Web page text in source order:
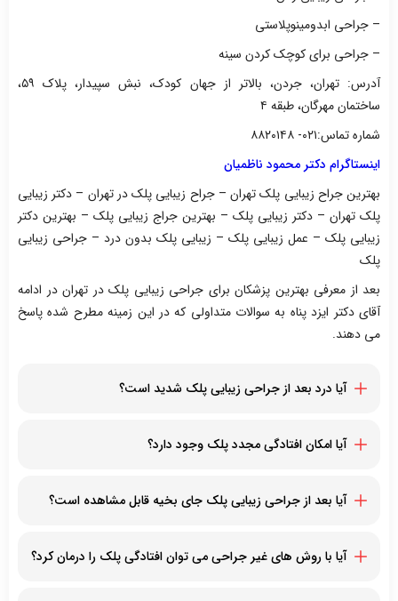
– جراحی ابدومینوپلاستی
– جراحی برای کوچک کردن سینه
آدرس: تهران، جردن، بالاتر از جهان کودک، نبش سپیدار، پلاک ۵۹،
ساختمان مهرگان، طبقه ۴
شماره تماس:۰۲۱- ۸۸۲۰۱۴۸
اینستاگرام دکتر محمود ناظمیان
بهترین جراح زیبایی پلک تهران – جراح زیبایی پلک در تهران – دکتر زیبایی
پلک تهران – دکتر زیبایی پلک – بهترین جراج زیبایی پلک – بهترین دکتر
زیبایی پلک – عمل زیبایی پلک – زیبایی پلک بدون درد – جراحی زیبایی
پلک
بعد از معرفی بهترین پزشکان برای جراحی زیبایی پلک در تهران در ادامه
آقای دکتر ایزد پناه به سوالات متداولی که در این زمینه مطرح شده پاسخ
می دهند.
آیا درد بعد از جراحی زیبایی پلک شدید است؟
باشید که با مصرف داروهای مسکن تجویز شده از سوی پزشک کنترل
آیا امکان افتادگی مجدد پلک وجود دارد؟
افتادگی پلک را به طور کامل برطرف می کند. اگر به توصیه های
آیا بعد از جراحی زیبایی پلک جای بخیه قابل مشاهده است؟
جراحی نیز در خط پشت چشم پنهان می شود. در واقع بعد از جراحی
آیا با روش های غیر جراحی می توان افتادگی پلک را درمان کرد؟